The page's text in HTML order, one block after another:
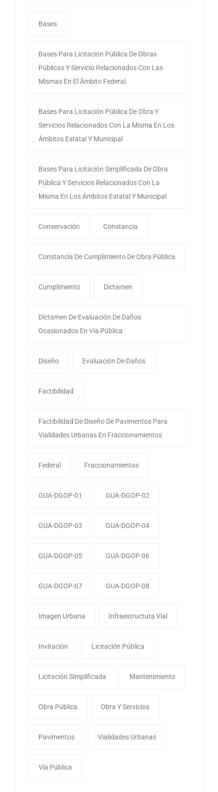
Bases
Bases Para Licitación Pública De Obras
Públicas Y Servicio Relacionados Con Las
Mismas En El Ámbito Federal.
Bases Para Licitación Pública De Obra Y
Servicios Relacionados Con La Misma En Los
Ámbitos Estatal Y Municipal
Bases Para Licitación Simplificada De Obra
Pública Y Servicios Relacionados Con La
Misma En Los Ámbitos Estatal Y Municipal
Conservación Constancia
Constancia De Cumplimiento De Obra Pública
Cumplimiento Dictamen
Dictamen De Evaluación De Daños
Ocasionados En Vía Pública
Diseño Evaluación De Daños
Factibilidad
Factibilidad De Diseño De Pavimentos Para
Vialidades Urbanas En Fraccionamientos
Federal Fraccionamientos
GUA-DGOP-01 GUA-DGOP-02
GUA-DGOP-03 GUA-DGOP-04
GUA-DGOP-05 GUA-DGOP-06
GUA-DGOP-07 GUA-DGOP-08
Imagen Urbana Infraestructura Vial
Invitación Licitación Pública
Licitación Simplificada Mantenimiento
Obra Pública Obra Y Servicios
Pavimentos Vialidades Urbanas
Vía Pública